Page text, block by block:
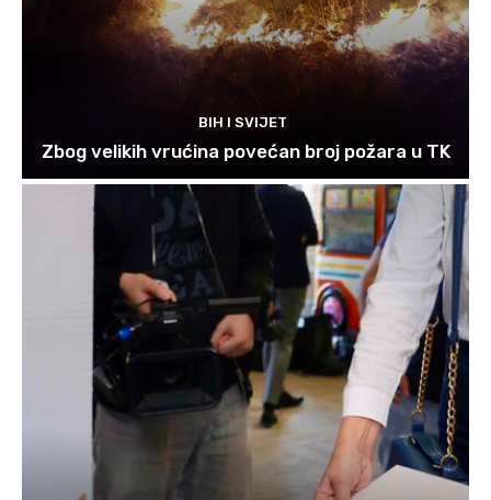
BIH I SVIJET
Zbog velikih vrućina povećan broj požara u TK